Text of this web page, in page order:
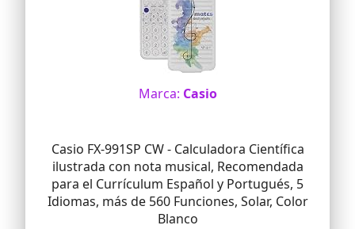
Marca: Casio
Casio FX-991SP CW - Calculadora Científica
ilustrada con nota musical, Recomendada
para el Currículum Español y Portugués, 5
Idiomas, más de 560 Funciones, Solar, Color
Blanco